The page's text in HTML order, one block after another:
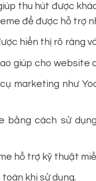
thu hút được
để được hỗ trợ
hiển thị rõ ràng
giúp cho website
marketing như
cách sử
hỗ trợ kỹ thuật
khi sử dụng.